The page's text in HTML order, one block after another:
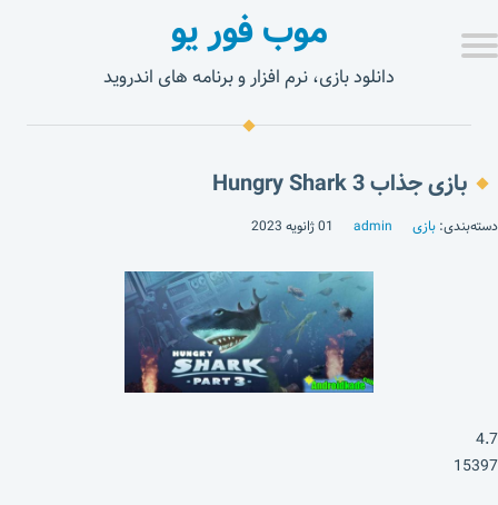
موب فور یو
دانلود بازی، نرم افزار و برنامه های اندروید
بازی جذاب Hungry Shark 3
دسته‌بندی: بازی admin 01 ژانویه 2023
4.7
15397